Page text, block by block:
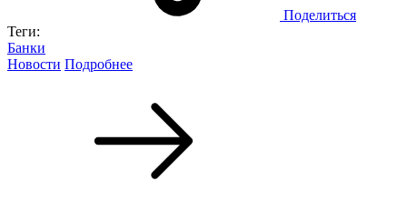
Поделиться
Теги:
Банки
Новости Подробнее